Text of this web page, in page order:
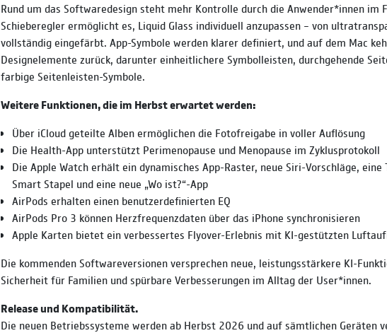
Rund um das Softwaredesign steht mehr Kontrolle durch die Anwender*innen im
Schieberegler ermöglicht es, Liquid Glass individuell anzupassen – von
vollständig eingefärbt. App-Symbole werden klarer definiert, und auf dem Mac
Designelemente zurück, darunter einheitlichere Symbolleisten, durchgehende
farbige Seitenleisten-Symbole.
Weitere Funktionen, die im Herbst erwartet werden:
Über iCloud geteilte Alben ermöglichen die Fotofreigabe in voller Auflösung
Die Health-App unterstützt Perimenopause und Menopause im Zyklusprotokoll
Die Apple Watch erhält ein dynamisches App-Raster, neue Siri-Vorschläge,
Smart Stapel und eine neue „Wo ist?“-App
AirPods erhalten einen benutzerdefinierten EQ
AirPods Pro 3 können Herzfrequenzdaten über das iPhone synchronisieren
Apple Karten bietet ein verbessertes Flyover-Erlebnis mit KI-gestützten
Die kommenden Softwareversionen versprechen neue, leistungsstärkere KI-
Sicherheit für Familien und spürbare Verbesserungen im Alltag der User*innen.
Release und Kompatibilität.
Die neuen Betriebssysteme werden ab Herbst 2026 und auf sämtlichen Geräten